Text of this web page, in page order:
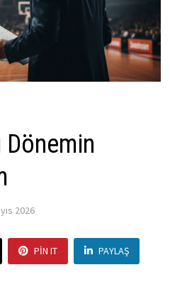
Dönemin
2026
PIN IT PAYLAŞ